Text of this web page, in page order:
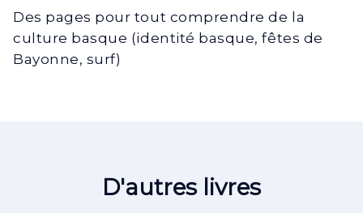
Des pages pour tout comprendre de la
culture basque (identité basque, fêtes de
Bayonne, surf)
D'autres livres